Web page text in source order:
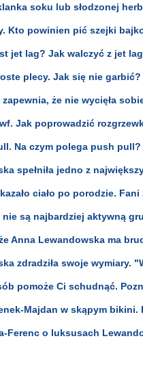
soku lub słodzonej
Kto powinien pić szejki
jet lag? Jak walczyć z jet
plecy. Jak się nie
że nie wycięła
Jak poprowadzić
Na czym polega push
spełniła jedno z
ciało po porodzie.
są najbardziej aktywną
Anna Lewandowska ma
zdradziła swoje wymiary.
pomoże Ci schudnąć.
Majdan w skąpym
Ferenc o luksusach